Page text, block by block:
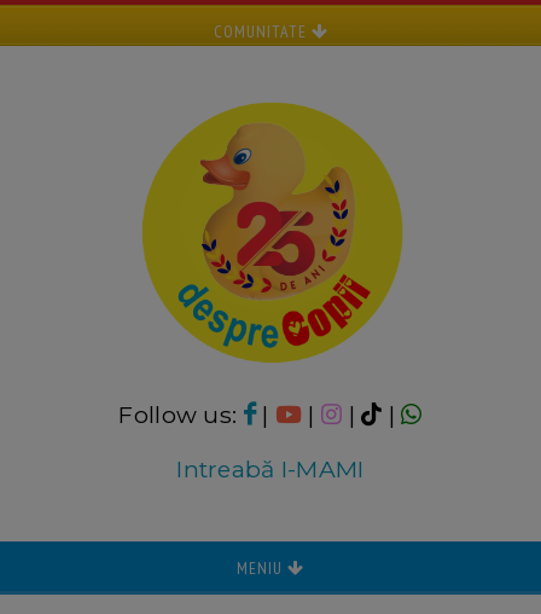
COMUNITATE
Follow us: | | |
|
Intreabă I-MAMI
MENIU